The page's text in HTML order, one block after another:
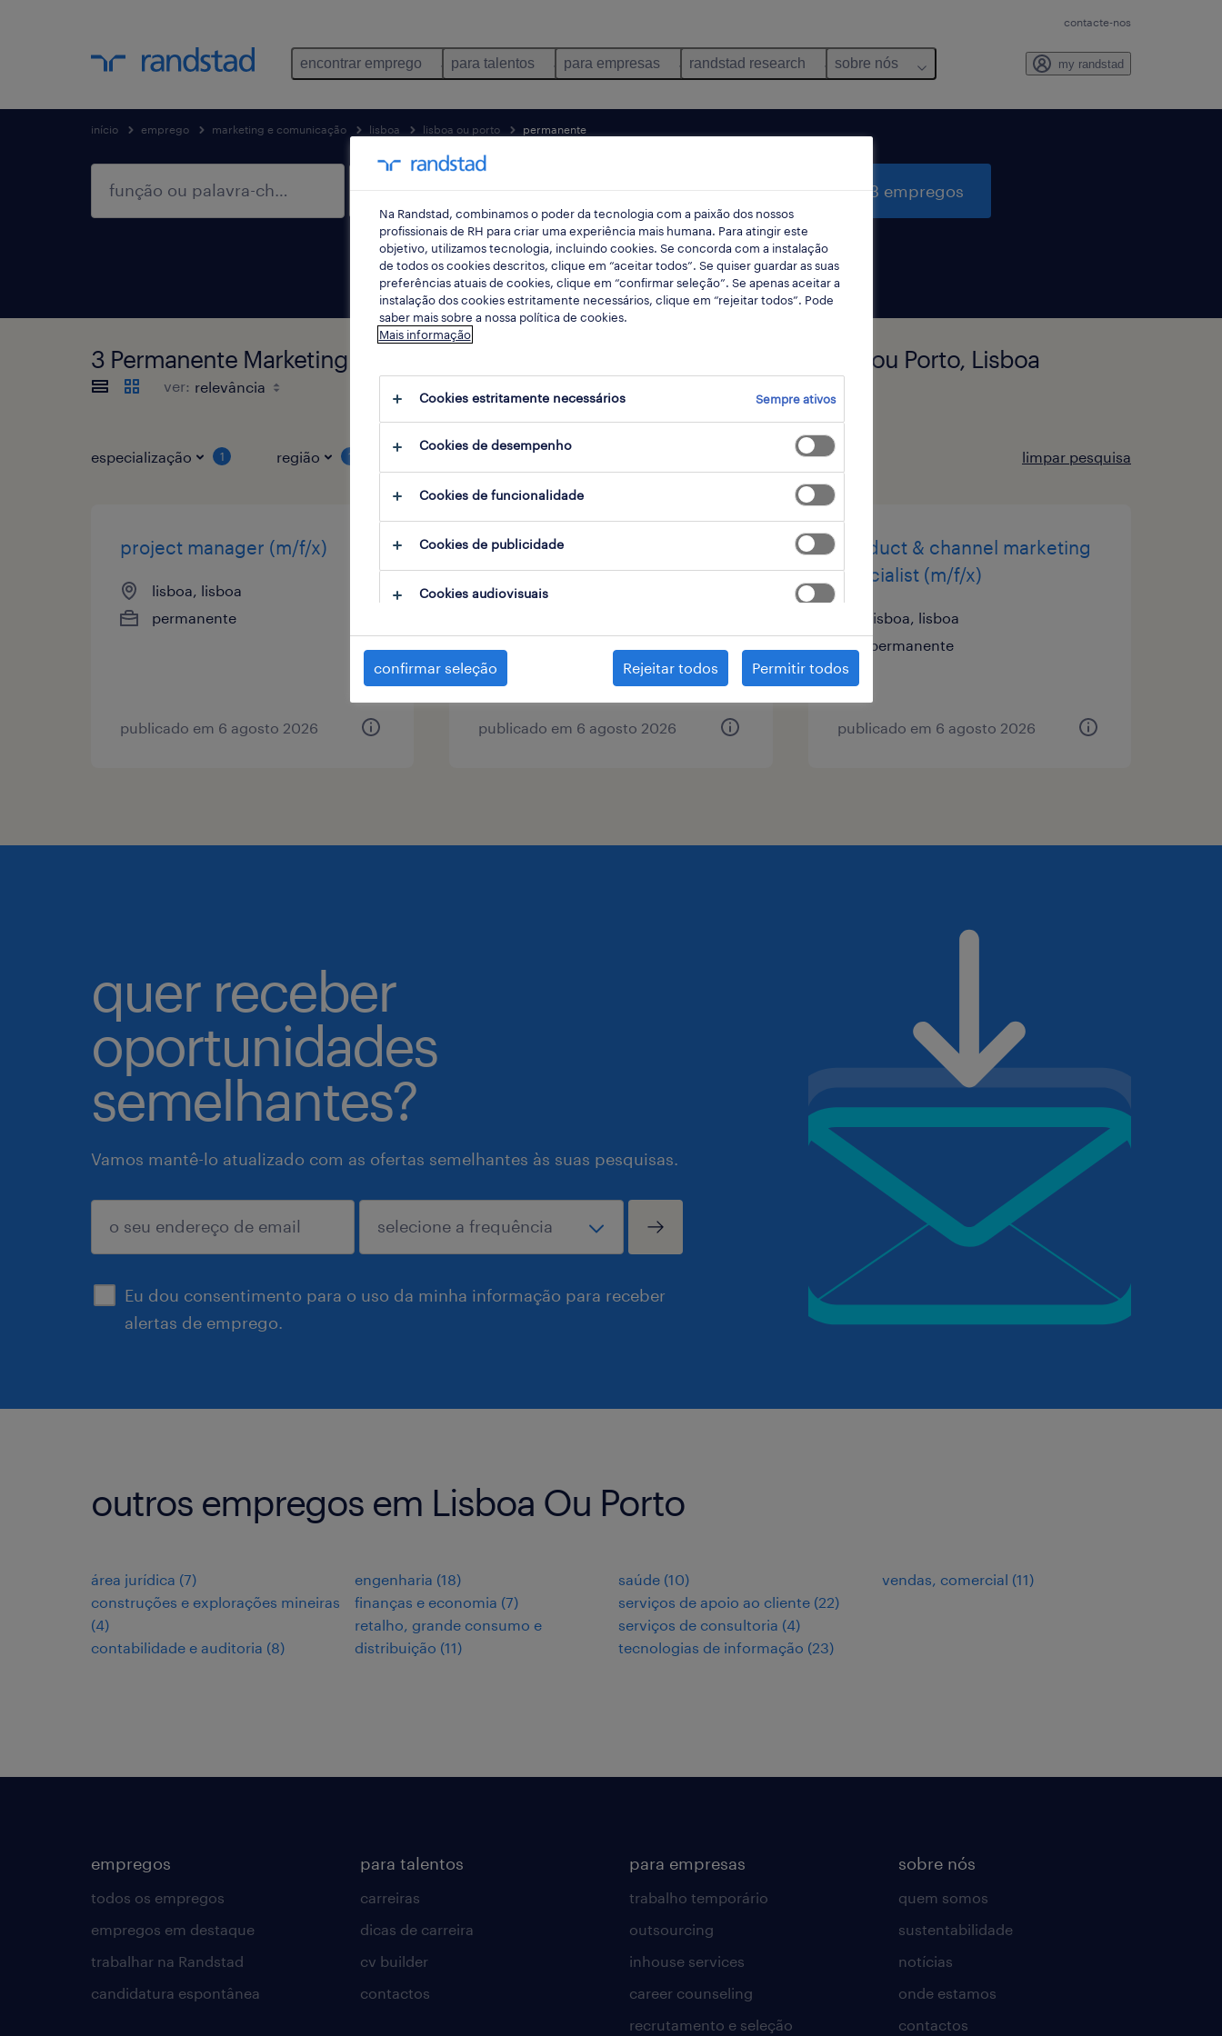
contacte-nos
encontrar emprego para talentos para empresas randstad research sobre nós my randstad
início emprego marketing e comunicação lisboa lisboa ou porto permanente
pesquisar 3 empregos
3 Permanente Marketing e comunicação empregos disponíveis em Lisboa ou Porto, Lisboa
ver:
especialização 1 região 1 limpar pesquisa
project manager (m/f/x)
lisboa, lisboa
permanente
publicado em 6 agosto 2026
marketing manager (m/f/x)
lisboa, lisboa
publicado em 6 agosto 2026
product & channel marketing
specialist (m/f/x)
lisboa, lisboa
permanente
publicado em 6 agosto 2026
quer receber
oportunidades
semelhantes?
Vamos mantê-lo atualizado com as ofertas semelhantes às suas pesquisas.
Eu dou consentimento para o uso da minha informação para receber
alertas de emprego.
enviar
outros empregos em Lisboa Ou Porto
área jurídica (7)
construções e explorações mineiras
(4)
contabilidade e auditoria (8)
engenharia (18)
finanças e economia (7)
retalho, grande consumo e
distribuição (11)
saúde (10)
serviços de apoio ao cliente (22)
serviços de consultoria (4)
tecnologias de informação (23)
vendas, comercial (11)
empregos
todos os empregos
empregos em destaque
trabalhar na Randstad
candidatura espontânea
para talentos
carreiras
dicas de carreira
cv builder
contactos
para empresas
trabalho temporário
outsourcing
inhouse services
career counseling
recrutamento e seleção
sobre nós
quem somos
sustentabilidade
notícias
onde estamos
contactos
Na Randstad, combinamos o poder da tecnologia com a paixão dos nossos
profissionais de RH para criar uma experiência mais humana. Para atingir este
objetivo, utilizamos tecnologia, incluindo cookies. Se concorda com a instalação
de todos os cookies descritos, clique em “aceitar todos”. Se quiser guardar as suas
preferências atuais de cookies, clique em “confirmar seleção”. Se apenas aceitar a
instalação dos cookies estritamente necessários, clique em “rejeitar todos”. Pode
saber mais sobre a nossa política de cookies.
Mais informação
Cookies estritamente necessários Sempre ativos
Cookies de desempenho
Cookies de funcionalidade
Cookies de publicidade
Cookies audiovisuais
confirmar seleção Rejeitar todos Permitir todos